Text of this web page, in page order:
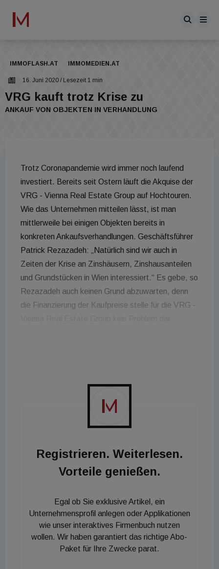
IMMOFLASH.AT IMMOMEDIEN.AT
16. Juni 2020 / Lesezeit 1 min
VRG kauft trotz Krise zu
ANKAUF VON OBJEKTEN IN VERHANDLUNG
Trotz Coronapandemie wird immer noch laufend
investiert. Bereits seit Ostern läuft die Akquise der
VRG - Vienna Real Estate Group auf Hochtouren.
Wie das Unternehmen mitteilen lässt, ist man
mittlerweile bei einigen Objekten bereits in
konkreten Ankaufsverhandlungen. Geschäftsführer
Patrick Rezazadeh: „Natürlich sind wir auch in
Zeiten der Krise an Zinshäusern, Zinshausanteilen
und Grundstücken in Wien interessiert.“ Es gebe, so
Rezazadeh auch keinen Grund abzuwarten, denn
die Finanzierung der Kaufpreise stelle für die VRG -
gerade jetzt keinem geholfen“, so Patrick
Rezazadeh. Außerdem gilt: Gemeinsam schaffen
Registrieren. Weiterlesen.
Vorteile genießen.
Egal ob Sie exklusive Artikel, ein
Unternehmensprofil anlegen oder Applikationen
wie unser interaktives Firmenbuch nutzen
wollen. Wir haben garantiert das richtige Abo-
Paket für Ihre Zwecke parat.